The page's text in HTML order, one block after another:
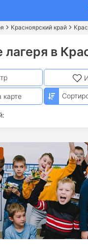
Красноярский край
лагеря в
карте